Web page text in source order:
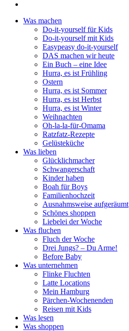
Was machen
Do-it-yourself für Kids
Do-it-yourself mit Kids
Easypeasy do-it-yourself
DAS machen wir heute
Ein Buch – eine Idee
Hurra, es ist Frühling
Ostern
Hurra, es ist Sommer
Hurra, es ist Herbst
Hurra, es ist Winter
Weihnachten
Oh-la-la-für-Omama
Ratzfatz-Rezepte
Gelüsteküche
Was lieben
Glücklichmacher
Schwangerschaft
Kinder haben
Boah für Boys
Familienhochzeit
Ausnahmsweise aufgeräumt
Schönes shoppen
Liebelei der Woche
Was fluchen
Fluch der Woche
Drei Jungs? – Du Arme!
Before Baby
Was unternehmen
Flinke Fluchten
Latte Locations
Mein Hamburg
Pärchen-Wochenenden
Reisen mit Kids
Was lesen
Was shoppen